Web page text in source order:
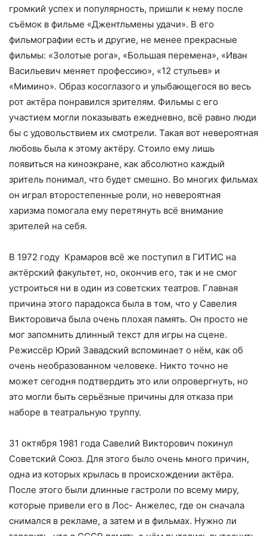
громкий успех и популярность, пришли к нему после
съёмок в фильме «Джентльмены удачи». В его
фильмографии есть и другие, не менее прекрасные
фильмы: «Золотые рога», «Большая перемена», «Иван
Васильевич меняет профессию», «12 стульев» и
«Мимино». Образ косоглазого и улыбающегося во весь
рот актёра понравился зрителям. Фильмы с его
участием могли показывать ежедневно, всё равно люди
бы с удовольствием их смотрели. Такая вот невероятная
любовь была к этому актёру. Стоило ему лишь
появиться на киноэкране, как абсолютно каждый
зритель понимал, что будет смешно. Во многих фильмах
он играл второстепенные роли, но невероятная
харизма помогала ему перетянуть всё внимание
зрителей на себя.
В 1972 году Крамаров всё же поступил в ГИТИС на
актёрский факультет, но, окончив его, так и не смог
устроиться ни в один из советских театров. Главная
причина этого парадокса была в том, что у Савелия
Викторовича была очень плохая память. Он просто не
мог запомнить длинный текст для игры на сцене.
Режиссёр Юрий Завадский вспоминает о нём, как об
очень необразованном человеке. Никто точно не
может сегодня подтвердить это или опровергнуть, но
это могли быть серьёзные причины для отказа при
наборе в театральную труппу.
31 октября 1981 года Савелий Викторович покинул
Советский Союз. Для этого было очень много причин,
одна из которых крылась в происхождении актёра.
После этого были длинные гастроли по всему миру,
которые привели его в Лос- Анжелес, где он сначала
снимался в рекламе, а затем и в фильмах. Нужно ли